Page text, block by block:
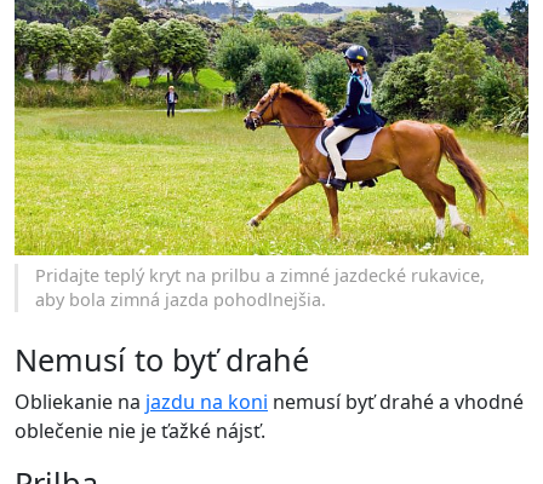
Pridajte teplý kryt na prilbu a zimné jazdecké rukavice,
aby bola zimná jazda pohodlnejšia.
Nemusí to byť drahé
Obliekanie na jazdu na koni nemusí byť drahé a vhodné
oblečenie nie je ťažké nájsť.